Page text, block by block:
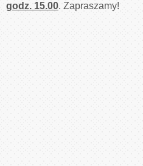
godz. 15.00. Zapraszamy!